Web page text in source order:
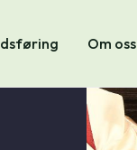
Om oss